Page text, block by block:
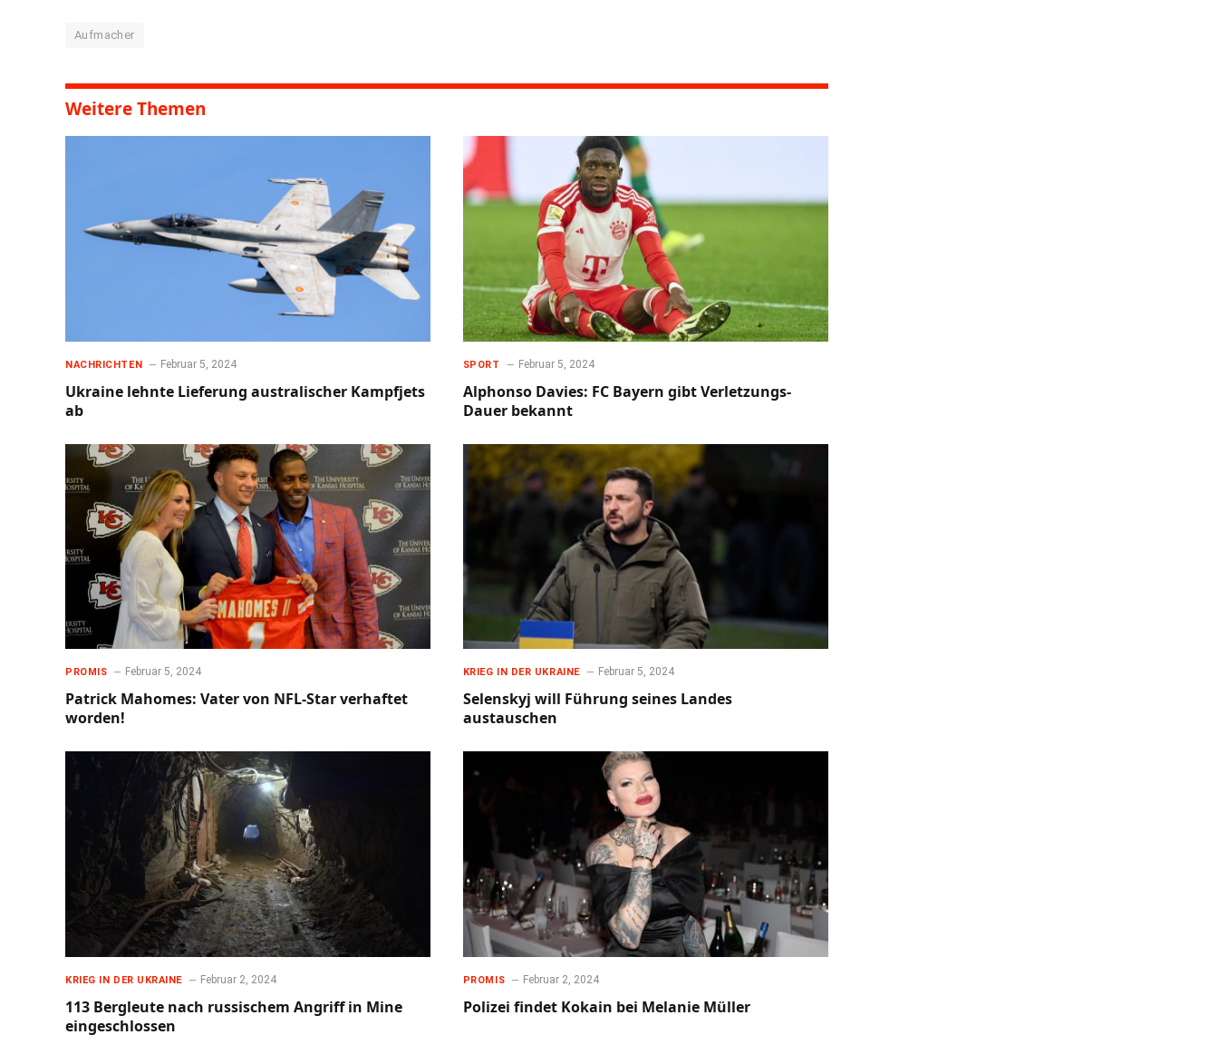
Aufmacher
Weitere Themen
NACHRICHTEN Februar 5, 2024
Ukraine lehnte Lieferung australischer Kampfjets
ab
SPORT Februar 5, 2024
Alphonso Davies: FC Bayern gibt Verletzungs-
Dauer bekannt
PROMIS Februar 5, 2024
Patrick Mahomes: Vater von NFL-Star verhaftet
worden!
KRIEG IN DER UKRAINE Februar 5, 2024
Selenskyj will Führung seines Landes
austauschen
KRIEG IN DER UKRAINE Februar 2, 2024
113 Bergleute nach russischem Angriff in Mine
eingeschlossen
PROMIS Februar 2, 2024
Polizei findet Kokain bei Melanie Müller